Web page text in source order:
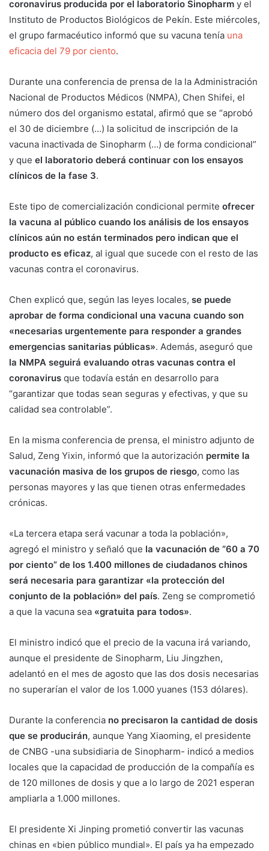
coronavirus producida por el laboratorio Sinopharm y el
Instituto de Productos Biológicos de Pekín. Este miércoles,
el grupo farmacéutico informó que su vacuna tenía una
eficacia del 79 por ciento.
Durante una conferencia de prensa de la la Administración
Nacional de Productos Médicos (NMPA), Chen Shifei, el
número dos del organismo estatal, afirmó que se “aprobó
el 30 de diciembre (…) la solicitud de inscripción de la
vacuna inactivada de Sinopharm (…) de forma condicional”
y que el laboratorio deberá continuar con los ensayos
clínicos de la fase 3.
Este tipo de comercialización condicional permite ofrecer
la vacuna al público cuando los análisis de los ensayos
clínicos aún no están terminados pero indican que el
producto es eficaz, al igual que sucede con el resto de las
vacunas contra el coronavirus.
Chen explicó que, según las leyes locales, se puede
aprobar de forma condicional una vacuna cuando son
«necesarias urgentemente para responder a grandes
emergencias sanitarias públicas». Además, aseguró que
la NMPA seguirá evaluando otras vacunas contra el
coronavirus que todavía están en desarrollo para
“garantizar que todas sean seguras y efectivas, y que su
calidad sea controlable”.
En la misma conferencia de prensa, el ministro adjunto de
Salud, Zeng Yixin, informó que la autorización permite la
vacunación masiva de los grupos de riesgo, como las
personas mayores y las que tienen otras enfermedades
crónicas.
«La tercera etapa será vacunar a toda la población»,
agregó el ministro y señaló que la vacunación de “60 a 70
por ciento” de los 1.400 millones de ciudadanos chinos
será necesaria para garantizar «la protección del
conjunto de la población» del país. Zeng se comprometió
a que la vacuna sea «gratuita para todos».
El ministro indicó que el precio de la vacuna irá variando,
aunque el presidente de Sinopharm, Liu Jingzhen,
adelantó en el mes de agosto que las dos dosis necesarias
no superarían el valor de los 1.000 yuanes (153 dólares).
Durante la conferencia no precisaron la cantidad de dosis
que se producirán, aunque Yang Xiaoming, el presidente
de CNBG -una subsidiaria de Sinopharm- indicó a medios
locales que la capacidad de producción de la compañía es
de 120 millones de dosis y que a lo largo de 2021 esperan
ampliarla a 1.000 millones.
El presidente Xi Jinping prometió convertir las vacunas
chinas en «bien público mundial». El país ya ha empezado